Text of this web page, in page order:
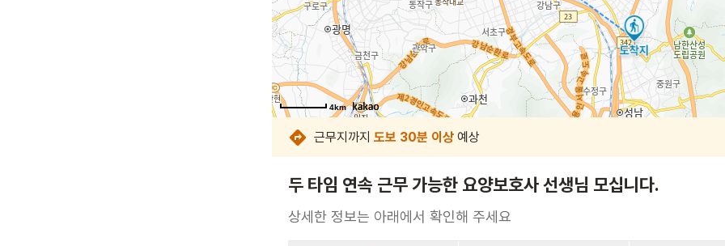
4km
4km
4km
4km
4km
4km
4km
4km
근무지까지 도보 30분 이상 예상
두 타임 연속 근무 가능한 요양보호사 선생님 모십니다.
상세한 정보는 아래에서 확인해 주세요